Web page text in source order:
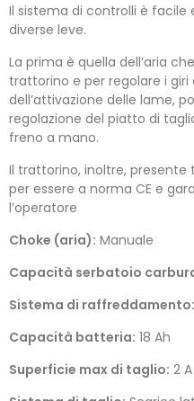
Il sistema di controlli è
diverse leve.
La prima è quella dell’aria
trattorino e per regolare i giri
dell’attivazione delle lame,
regolazione del piatto di
freno a mano.
Il trattorino, inoltre, presente
per essere a norma CE e
l’operatore
Choke (aria): Manuale
Capacità serbatoio
Sistema di raffreddamento:
Capacità batteria: 18 Ah
Superficie max di taglio: 2 A